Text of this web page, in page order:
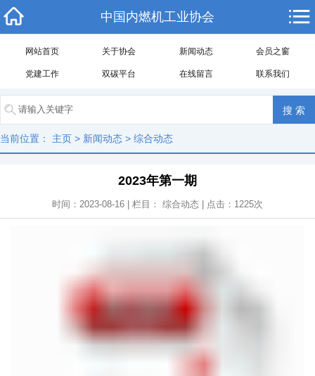
中国内燃机工业协会
网站首页 关于协会 新闻动态 会员之窗
党建工作 双碳平台 在线留言 联系我们
当前位置： 主页 > 新闻动态 > 综合动态
2023年第一期
时间：2023-08-16 | 栏目： 综合动态 | 点击： 1225次